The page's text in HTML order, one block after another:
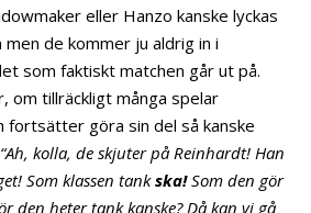
eller Hanzo kanske lyckas
de kommer ju aldrig in i
som faktiskt matchen går ut på.
om tillräckligt många spelar
fortsätter göra sin del så kanske
“Ah, kolla, de skjuter på Reinhardt! Han
Som klassen tankska!Som den gör
den heter tank kanske? Då kan vi gå